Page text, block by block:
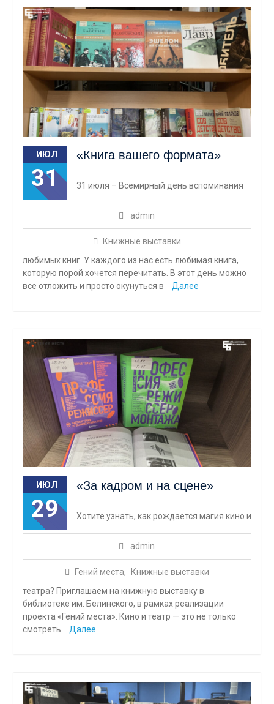
ИЮЛ
31
«Книга вашего формата»
admin
Книжные выставки
31 июля – Всемирный день вспоминания
любимых книг. У каждого из нас есть любимая книга,
которую порой хочется перечитать. В этот день можно
все отложить и просто окунуться в
Далее
ИЮЛ
29
«За кадром и на сцене»
admin
Гений места, Книжные выставки
Хотите узнать, как рождается магия кино и
театра? Приглашаем на книжную выставку в
библиотеке им. Белинского, в рамках реализации
проекта «Гений места». Кино и театр — это не только
смотреть
Далее